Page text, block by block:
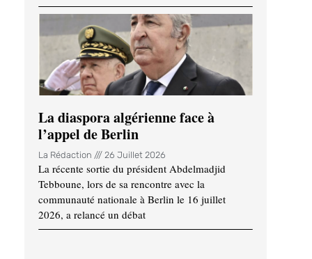
La diaspora algérienne face à
l’appel de Berlin
La Rédaction 26 Juillet 2026
La récente sortie du président Abdelmadjid
Tebboune, lors de sa rencontre avec la
communauté nationale à Berlin le 16 juillet
2026, a relancé un débat